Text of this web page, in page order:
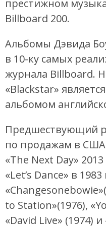
престижном
Billboard 200.
Альбомы Дэвида
в 10-ку самых
журнала Billboard.
«Blackstar»
альбомом
Предшествующий
по продажам в
«The Next Day»
«Let’s Dance» в 1983
to Station»(1976),
«David Live» (1974)